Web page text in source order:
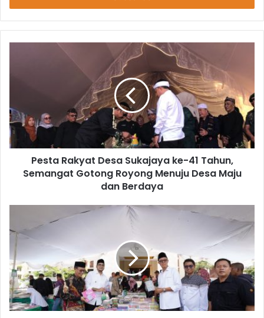
Pesta Rakyat Desa Sukajaya ke-41 Tahun,
Semangat Gotong Royong Menuju Desa Maju
dan Berdaya